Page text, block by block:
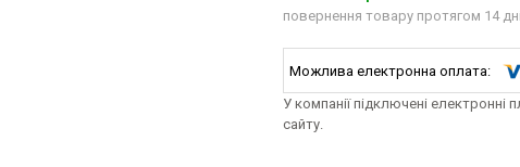
повернення товару протягом 14
У компанії підключені
сайту.